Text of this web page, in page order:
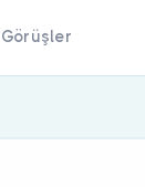
Görüşler